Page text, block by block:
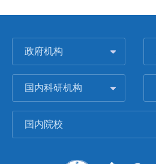
政府机构
国内科研机构
国内院校